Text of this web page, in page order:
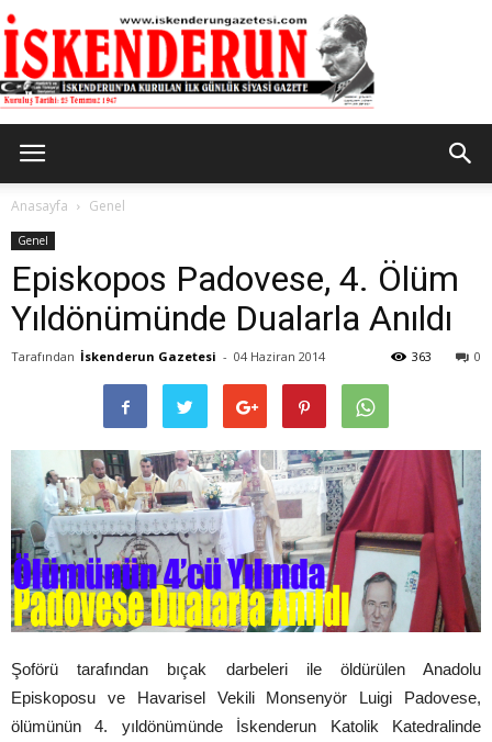
Gazetesi
Anasayfa Genel
Genel
Episkopos Padovese, 4. Ölüm
Yıldönümünde Dualarla Anıldı
Tarafından İskenderun Gazetesi - 04 Haziran 2014 0
363
Şoförü tarafından bıçak darbeleri ile öldürülen Anadolu
Episkoposu ve Havarisel Vekili Monsenyör Luigi Padovese,
ölümünün 4. yıldönümünde İskenderun Katolik Katedralinde